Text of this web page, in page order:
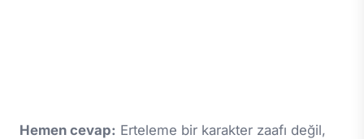
Hemen cevap: Erteleme bir karakter zaafı değil,